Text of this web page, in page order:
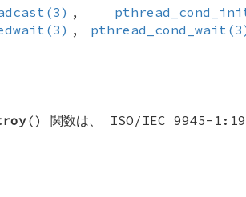
,
,
() 関数は、 ISO/IEC 9945-